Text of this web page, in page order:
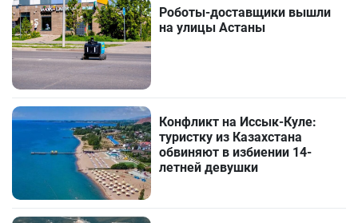
Роботы-доставщики вышли
на улицы Астаны
Конфликт на Иссык-Куле:
туристку из Казахстана
обвиняют в избиении 14-
летней девушки